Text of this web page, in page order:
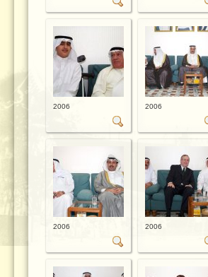
2006 2006
2006 2006